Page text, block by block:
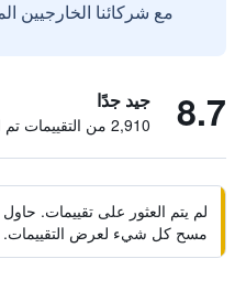
مع شركائنا الخارجيين
8.7 جيد جدًا
2,910 من التقييمات تم التحقق منها
لم يتم العثور على تقييمات.
مسح كل شيء لعرض التقييمات.